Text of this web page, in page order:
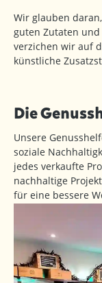
Wir glauben
guten Zutaten
verzichen wir auf
künstliche
Die
Unsere
soziale
jedes verkaufte
nachhaltige
für eine bessere